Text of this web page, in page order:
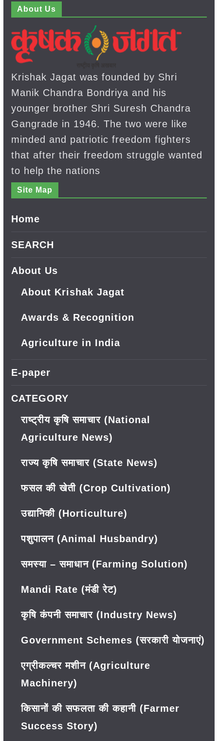
About Us
Krishak Jagat was founded by Shri
Manik Chandra Bondriya and his
younger brother Shri Suresh Chandra
Gangrade in 1946. The two were like
minded and patriotic freedom fighters
that after their freedom struggle wanted
to help the nations
Site Map
Home
SEARCH
About Us
About Krishak Jagat
Awards & Recognition
Agriculture in India
E-paper
CATEGORY
राष्ट्रीय कृषि समाचार (National
Agriculture News)
राज्य कृषि समाचार (State News)
फसल की खेती (Crop Cultivation)
उद्यानिकी (Horticulture)
पशुपालन (Animal Husbandry)
समस्या – समाधान (Farming Solution)
Mandi Rate (मंडी रेट)
कृषि कंपनी समाचार (Industry News)
Government Schemes (सरकारी योजनाएं)
एग्रीकल्चर मशीन (Agriculture
Machinery)
किसानों की सफलता की कहानी (Farmer
Success Story)